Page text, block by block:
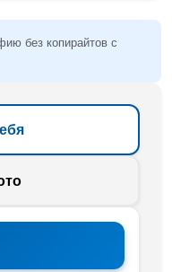
без копирайтов с